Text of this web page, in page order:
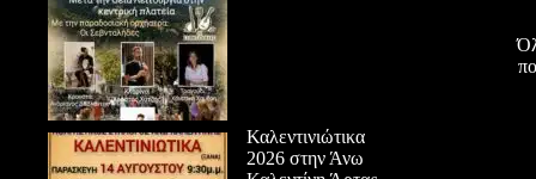
Καλεντινιώτικα
2026 στην Άνω